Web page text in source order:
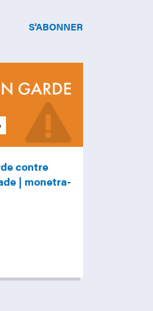
S'ABONNER
contre
| monetra-